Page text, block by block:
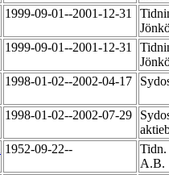
1999-09-01--2001-12-31
1999-09-01--2001-12-31
1998-01-02--2002-04-17
1998-01-02--2002-07-29
1952-09-22--
Tidn.
A.B.